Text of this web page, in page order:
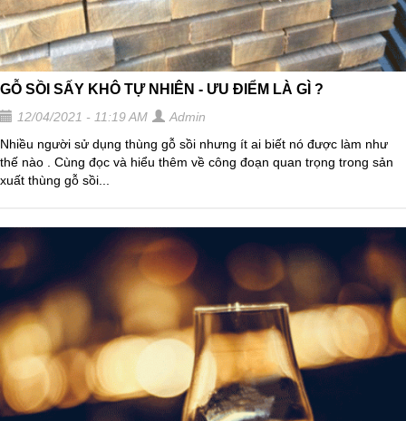
GỖ SỒI SẤY KHÔ TỰ NHIÊN - ƯU ĐIỂM LÀ GÌ ?
12/04/2021 - 11:19 AM
Admin
Nhiều người sử dụng thùng gỗ sồi nhưng ít ai biết nó được làm như
thế nào . Cùng đọc và hiểu thêm về công đoạn quan trọng trong sản
xuất thùng gỗ sồi...